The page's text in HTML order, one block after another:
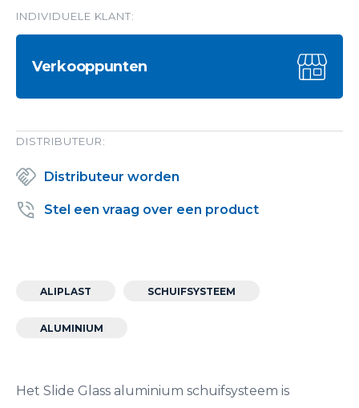
INDIVIDUELE KLANT:
Verkooppunten
DISTRIBUTEUR:
Distributeur worden
Stel een vraag over een product
ALIPLAST SCHUIFSYSTEEM
ALUMINIUM
Het Slide Glass aluminium schuifsysteem is